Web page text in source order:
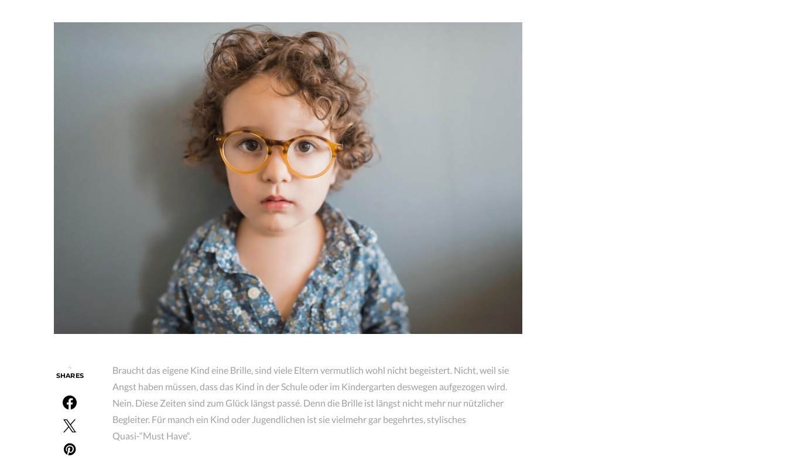
4
SHARES
Braucht das eigene Kind eine Brille, sind viele Eltern vermutlich wohl nicht begeistert. Nicht, weil sie
Angst haben müssen, dass das Kind in der Schule oder im Kindergarten deswegen aufgezogen wird.
Nein. Diese Zeiten sind zum Glück längst passé. Denn die Brille ist längst nicht mehr nur nützlicher
Begleiter. Für manch ein Kind oder Jugendlichen ist sie vielmehr gar begehrtes, stylisches
Quasi-“Must Have“.